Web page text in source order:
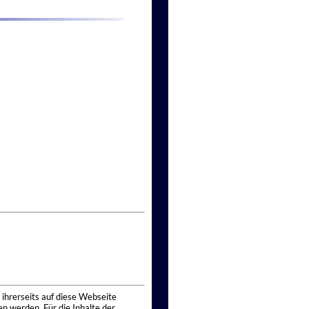
auf diese Webseite